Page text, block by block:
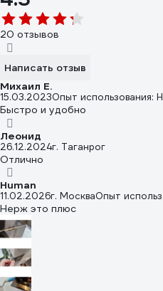
20 отзывов
Написать отзыв
Михаил Е.
15.03.2023Опыт использования:
Быстро и удобно
Леонид
26.12.2024г. Таганрог
Отлично
Human
11.02.2026г. МоскваОпыт
Нерж это плюс